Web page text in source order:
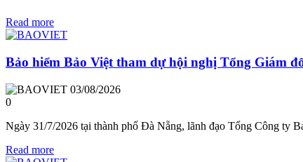
Read more
Bảo hiểm Bảo Việt tham dự hội nghị Tổng Giám
03/08/2026
0
Ngày 31/7/2026 tại thành phố Đà Nẵng, lãnh đạo Tổng Công ty
Read more